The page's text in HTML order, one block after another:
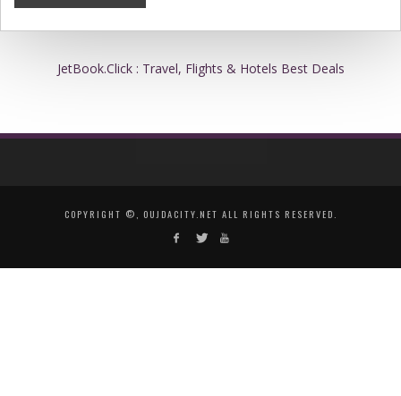
JetBook.Click : Travel, Flights & Hotels Best Deals
COPYRIGHT ©, OUJDACITY.NET ALL RIGHTS RESERVED.